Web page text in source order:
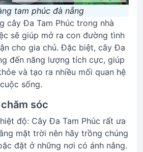
tam phúc đà nẵng
cây Đa Tam Phúc trong nhà
sẽ giúp mở ra con đường tình
cho gia chủ. Đặc biệt, cây Đa
đến năng lượng tích cực, giúp
và tạo ra nhiều mối quan hệ
sống.
sóc
độ: Cây Đa Tam Phúc rất ưa
mặt trời nên hãy trồng chúng
đặt ở những nơi có ánh nắng.